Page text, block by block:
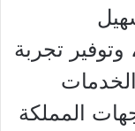
تجربة
المملكة